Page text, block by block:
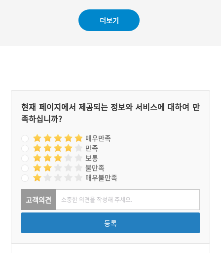
었다. 원나라의 침입으로 왕
실에선 원의 공주를 아내로
맞이하는 족외혼을 하게 되
더보기
현재 페이지에서 제공되는 정보와 서비스에 대하여 만
족하십니까?
매우만족
만족
보통
불만족
매우불만족
고객의견
등록